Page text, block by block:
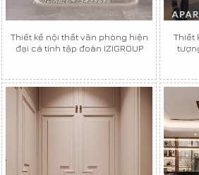
Thiết kế nội thất văn phòng hiện
đại cá tính tập đoàn IZIGROUP
Thiết